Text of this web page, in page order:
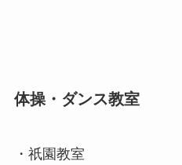
体操・ダンス教室
・祇園教室